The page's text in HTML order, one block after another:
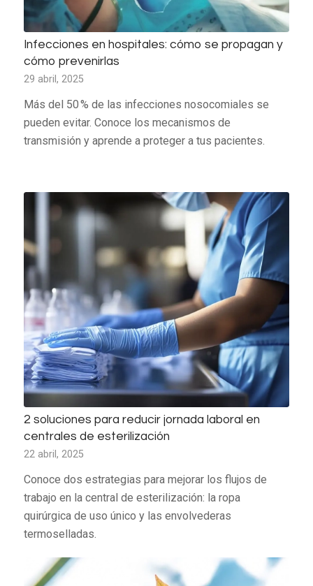
Infecciones en hospitales: cómo se propagan y
cómo prevenirlas
29 abril, 2025
Más del 50 % de las infecciones nosocomiales se
pueden evitar. Conoce los mecanismos de
transmisión y aprende a proteger a tus pacientes.
2 soluciones para reducir jornada laboral en
centrales de esterilización
22 abril, 2025
Conoce dos estrategias para mejorar los flujos de
trabajo en la central de esterilización: la ropa
quirúrgica de uso único y las envolvederas
termoselladas.